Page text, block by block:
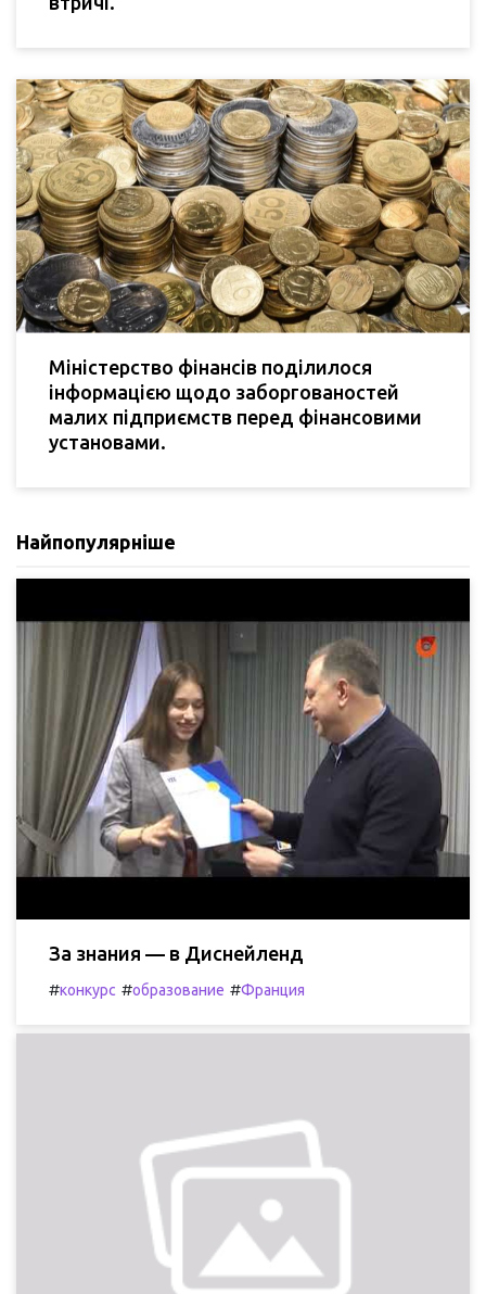
Міністерство фінансів поділилося
інформацією щодо заборгованостей
малих підприємств перед фінансовими
установами.
Найпопулярніше
За знания — в Диснейленд
#конкурс #образование #Франция